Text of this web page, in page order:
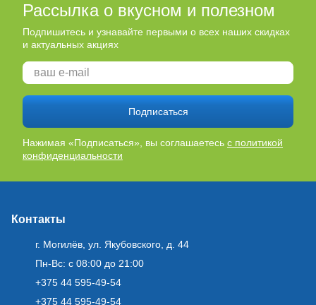
Рассылка о вкусном и полезном
Подпишитесь и узнавайте первыми о всех наших скидках
и актуальных акциях
Подписаться
Нажимая «Подписаться», вы соглашаетесь с политикой
конфиденциальности
Контакты
г. Могилёв, ул. Якубовского, д. 44
Пн-Вс: с 08:00 до 21:00
+375 44 595-49-54
+375 44 595-49-54